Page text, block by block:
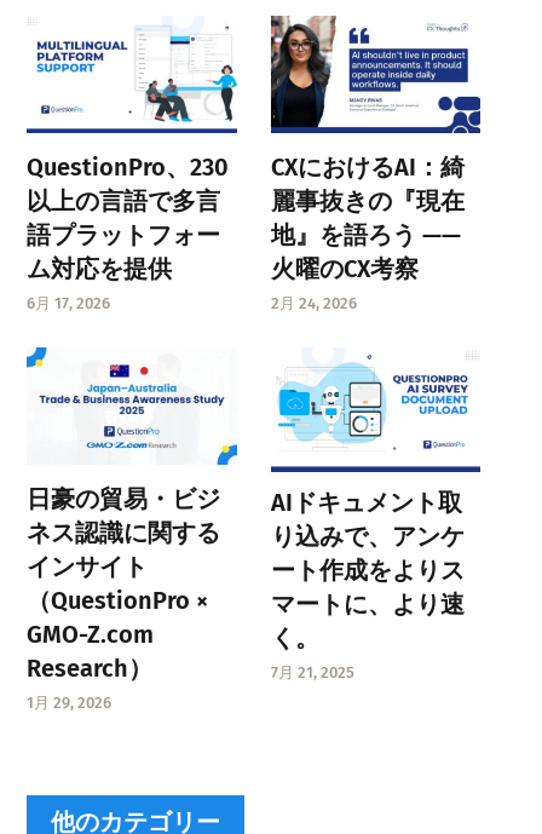
QuestionPro、230
以上の言語で多言
語プラットフォー
ム対応を提供
6月 17, 2026
CXにおけるAI：綺
麗事抜きの『現在
地』を語ろう ——
火曜のCX考察
2月 24, 2026
日豪の貿易・ビジ
ネス認識に関する
インサイト
（QuestionPro ×
GMO-Z.com
Research）
1月 29, 2026
AIドキュメント取
り込みで、アンケ
ート作成をよりス
マートに、より速
く。
7月 21, 2025
他のカテゴリー